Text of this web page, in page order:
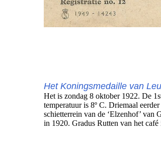
Het Koningsmedaille van
Het is zondag 8 oktober 1922. De
temperatuur is 8º C. Driemaal
schietterrein van de ‘Elzenhof’ van
in 1920. Gradus Rutten van het